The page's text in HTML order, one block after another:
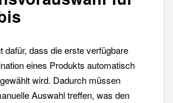
dafür, dass die erste verfügbare
eines Produkts automatisch
wird. Dadurch müssen
Auswahl treffen, was den